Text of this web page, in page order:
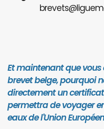
Et maintenant que vous
brevet belge, pourquoi
directement un
permettra de voyager
eaux de l'Union